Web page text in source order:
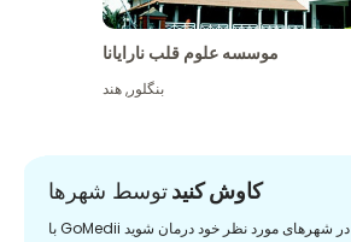
موسسه علوم قلب نارایانا
بنگلور,هند
کاوش کنیدتوسط شهرها
با GoMedii در شهرهای مورد نظر خود درمان شوید